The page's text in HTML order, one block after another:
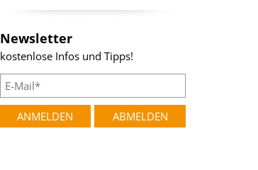
Newsletter
kostenlose Infos und Tipps!